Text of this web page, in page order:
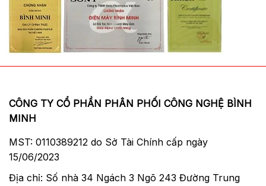
CÔNG TY CỔ PHẦN PHÂN PHỐI CÔNG NGHỆ BÌNH
MINH
MST: 0110389212 do Sở Tài Chính cấp ngày
15/06/2023
Địa chỉ: Số nhà 34 Ngách 3 Ngõ 243 Đường Trung